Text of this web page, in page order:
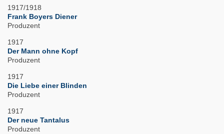
1917/1918
Frank Boyers Diener
Produzent
1917
Der Mann ohne Kopf
Produzent
1917
Die Liebe einer Blinden
Produzent
1917
Der neue Tantalus
Produzent